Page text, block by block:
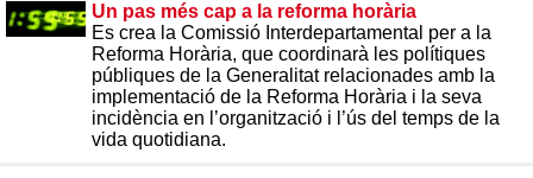
Un pas més cap a la reforma horària
Es crea la Comissió Interdepartamental per a la
Reforma Horària, que coordinarà les polítiques
públiques de la Generalitat relacionades amb la
implementació de la Reforma Horària i la seva
incidència en l’organització i l’ús del temps de la
vida quotidiana.